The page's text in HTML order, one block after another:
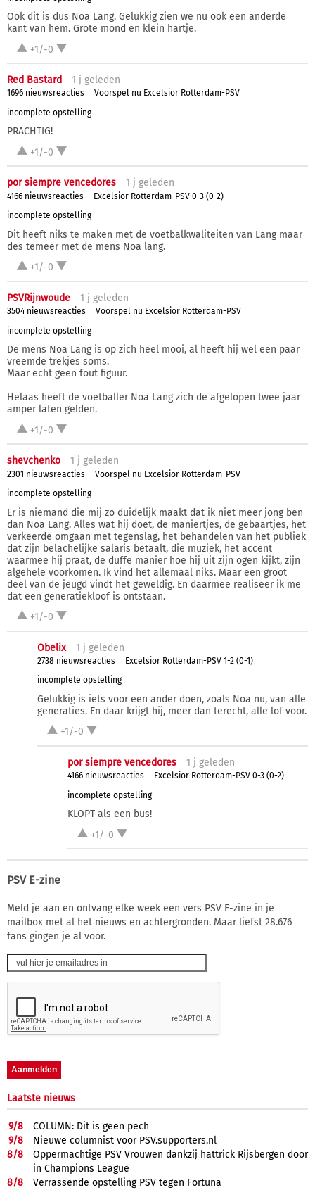
Ook dit is dus Noa Lang. Gelukkig zien we nu ook een anderde
kant van hem. Grote mond en klein hartje.
+1/-0
Red Bastard 1 j geleden
1696 nieuwsreacties
Voorspel nu Excelsior Rotterdam-PSV
incomplete opstelling
PRACHTIG!
+1/-0
por siempre vencedores 1 j geleden
4166 nieuwsreacties
Excelsior Rotterdam-PSV 0-3 (0-2)
incomplete opstelling
Dit heeft niks te maken met de voetbalkwaliteiten van Lang maar
des temeer met de mens Noa lang.
+1/-0
PSVRijnwoude 1 j geleden
3504 nieuwsreacties
Voorspel nu Excelsior Rotterdam-PSV
incomplete opstelling
De mens Noa Lang is op zich heel mooi, al heeft hij wel een paar
vreemde trekjes soms.
Maar echt geen fout figuur.
Helaas heeft de voetballer Noa Lang zich de afgelopen twee jaar
amper laten gelden.
+1/-0
shevchenko 1 j geleden
2301 nieuwsreacties
Voorspel nu Excelsior Rotterdam-PSV
incomplete opstelling
Er is niemand die mij zo duidelijk maakt dat ik niet meer jong ben
dan Noa Lang. Alles wat hij doet, de maniertjes, de gebaartjes, het
verkeerde omgaan met tegenslag, het behandelen van het publiek
dat zijn belachelijke salaris betaalt, die muziek, het accent
waarmee hij praat, de duffe manier hoe hij uit zijn ogen kijkt, zijn
algehele voorkomen. Ik vind het allemaal niks. Maar een groot
deel van de jeugd vindt het geweldig. En daarmee realiseer ik me
dat een generatiekloof is ontstaan.
+1/-0
Obelix 1 j geleden
2738 nieuwsreacties
Excelsior Rotterdam-PSV 1-2 (0-1)
incomplete opstelling
Gelukkig is iets voor een ander doen, zoals Noa nu, van alle
generaties. En daar krijgt hij, meer dan terecht, alle lof voor.
+1/-0
por siempre vencedores 1 j geleden
4166 nieuwsreacties
Excelsior Rotterdam-PSV 0-3 (0-2)
incomplete opstelling
KLOPT als een bus!
+1/-0
PSV E-zine
Meld je aan en ontvang elke week een vers PSV E-zine in je
mailbox met al het nieuws en achtergronden. Maar liefst 28.676
fans gingen je al voor.
Laatste nieuws
9/8
COLUMN: Dit is geen pech
9/8
Nieuwe columnist voor PSV.supporters.nl
8/8
Oppermachtige PSV Vrouwen dankzij hattrick Rijsbergen door
in Champions League
8/8
Verrassende opstelling PSV tegen Fortuna